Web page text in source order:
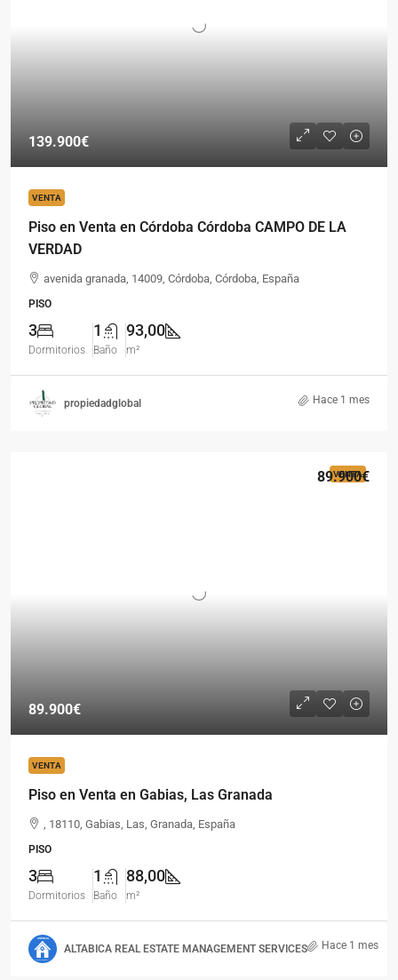
139.900€
VENTA
Piso en Venta en Córdoba Córdoba CAMPO DE LA
VERDAD
avenida granada, 14009, Córdoba, Córdoba, España
PISO
3
Dormitorios
1
Baño
93,00
m²
propiedadglobal Hace 1 mes
VENTA
89.900€
VENTA
Piso en Venta en Gabias, Las Granada
89.900€
, 18110, Gabias, Las, Granada, España
PISO
3
Dormitorios
1
Baño
88,00
m²
ALTABICA REAL ESTATE MANAGEMENT SERVICES Hace 1 mes